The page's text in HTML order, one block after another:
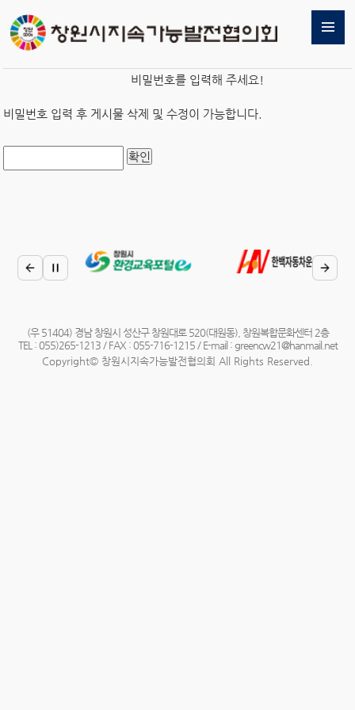
비밀번호를 입력해 주세요!
비밀번호 입력 후 게시물 삭제 및 수정이 가능합니다.
(우 51404) 경남 창원시 성산구 창원대로 520(대원동), 창원복합문화센터 2층
TEL : 055)265-1213 / FAX : 055-716-1215 / E-mail : greencw21@hanmail.net
Copyright© 창원시지속가능발전협의회 All Rights Reserved.